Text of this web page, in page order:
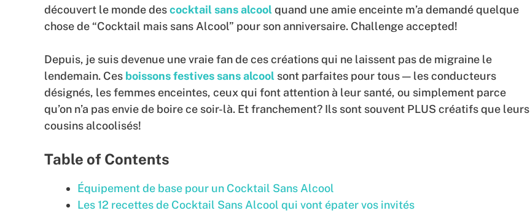
découvert le monde descocktail sans alcoolquand une amie enceinte m’a demandé quelque
chose de “Cocktail mais sans Alcool” pour son anniversaire. Challenge accepted!
Depuis, je suis devenue une vraie fan de ces créations qui ne laissent pas de migraine le
lendemain. Ces boissons festives sans alcool sont parfaites pour tous — les conducteurs
désignés, les femmes enceintes, ceux qui font attention à leur santé, ou simplement parce
qu’on n’a pas envie de boire ce soir-là. Et franchement? Ils sont souvent PLUS créatifs que leurs
cousins alcoolisés!
Table of Contents
Équipement de base pour un Cocktail Sans Alcool
Les 12 recettes de Cocktail Sans Alcool qui vont épater vos invités